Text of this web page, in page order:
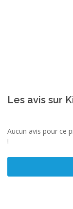
Les avis sur
Aucun avis pour ce
!